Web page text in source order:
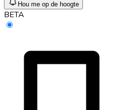
Hou me op de hoogte
BETA